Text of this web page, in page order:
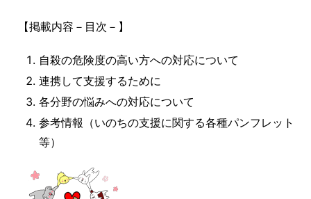
【掲載内容－目次－】
自殺の危険度の高い方への対応について
連携して支援するために
各分野の悩みへの対応について
参考情報（いのちの支援に関する各種パンフレット
等）